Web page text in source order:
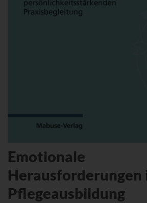
Emotionale
Herausforderungen
Pflegeausbildung